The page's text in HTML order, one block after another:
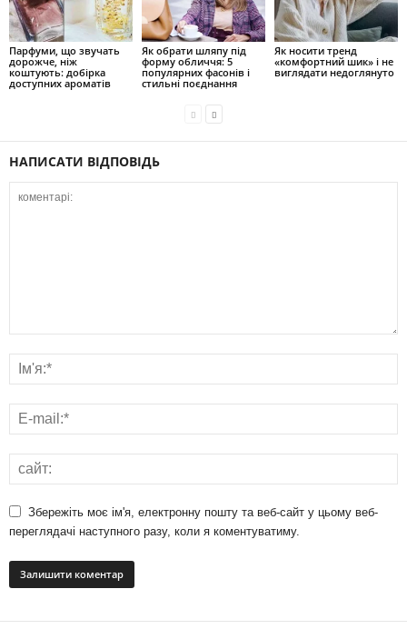
Парфуми, що звучать
дорожче, ніж
коштують: добірка
доступних ароматів
Як обрати шляпу під
форму обличчя: 5
популярних фасонів і
стильні поєднання
Як носити тренд
«комфортний шик» і не
виглядати недоглянуто
НАПИСАТИ ВІДПОВІДЬ
Збережіть моє ім'я, електронну пошту та веб-сайт у цьому веб-
переглядачі наступного разу, коли я коментуватиму.